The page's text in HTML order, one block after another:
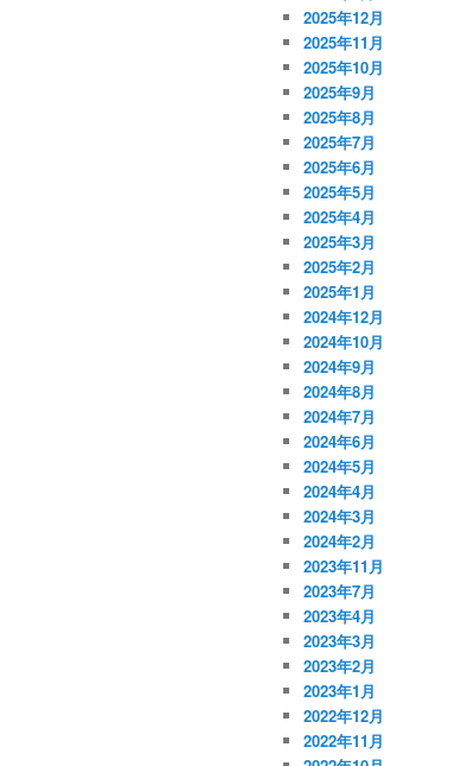
2025年12月
2025年11月
2025年10月
2025年9月
2025年8月
2025年7月
2025年6月
2025年5月
2025年4月
2025年3月
2025年2月
2025年1月
2024年12月
2024年10月
2024年9月
2024年8月
2024年7月
2024年6月
2024年5月
2024年4月
2024年3月
2024年2月
2023年11月
2023年7月
2023年4月
2023年3月
2023年2月
2023年1月
2022年12月
2022年11月